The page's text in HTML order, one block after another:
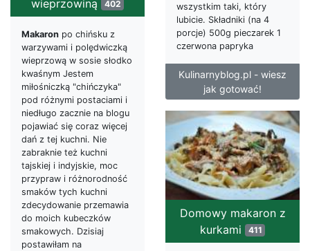
wszystkim taki, który
lubicie. Składniki (na 4
porcje) 500g pieczarek 1
czerwona papryka
Kulinarnyblog.pl - wiesz
jak gotować!
wieprzowiną 402
Makaron po chińsku z
warzywami i polędwiczką
wieprzową w sosie słodko
kwaśnym Jestem
miłośniczką "chińczyka"
pod różnymi postaciami i
niedługo zacznie na blogu
pojawiać się coraz więcej
dań z tej kuchni. Nie
zabraknie też kuchni
tajskiej i indyjskie, moc
przypraw i różnorodność
smaków tych kuchni
zdecydowanie przemawia
do moich kubeczków
smakowych. Dzisiaj
postawiłam na
Domowy makaron z
kurkami
411